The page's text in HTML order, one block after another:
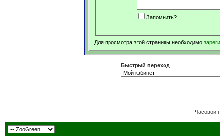
Запомнить?
Для просмотра этой страницы необходимо
Быстрый переход
Часовой